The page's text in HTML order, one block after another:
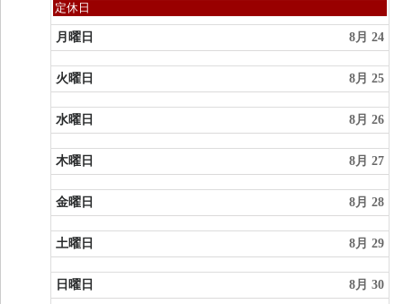
日
曜
日,
8
月
23rd
2026
定休日
月曜日 8月 24
火曜日 8月 25
水曜日 8月 26
木曜日 8月 27
金曜日 8月 28
土曜日 8月 29
日曜日 8月 30